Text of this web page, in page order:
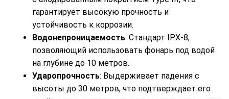
гарантирует высокую прочность и
устойчивость к коррозии.
Водонепроницаемость: Стандарт IPX-8,
позволяющий использовать фонарь под водой
на глубине до 10 метров.
Ударопрочность: Выдерживает падения с
высоты до 30 метров, что подтверждает его